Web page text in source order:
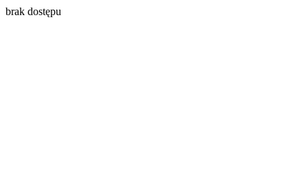
brak dostępu